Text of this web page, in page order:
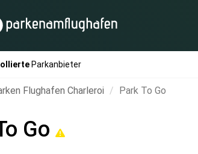
Parkanbieter
Flughafen Charleroi Park To Go
Go